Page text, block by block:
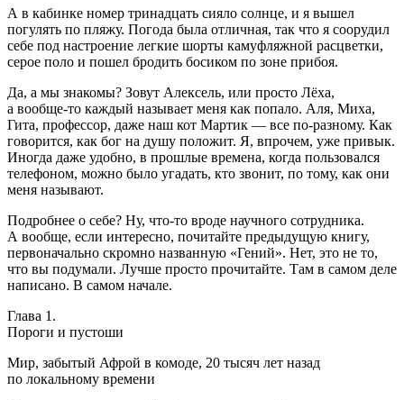
А в кабинке номер тринадцать сияло солнце, и я вышел
погулять по пляжу. Погода была отличная, так что я соорудил
себе под настроение легкие шорты камуфляжной расцветки,
серое поло и пошел бродить босиком по зоне прибоя.
Да, а мы знакомы? Зовут Алексель, или просто Лёха,
а вообще-то каждый называет меня как попало. Аля, Миха,
Гита, профессор, даже наш кот Мартик — все по-разному. Как
говорится, как бог на душу положит. Я, впрочем, уже привык.
Иногда даже удобно, в прошлые времена, когда пользовался
телефоном, можно было угадать, кто звонит, по тому, как они
меня называют.
Подробнее о себе? Ну, что-то вроде научного сотрудника.
А вообще, если интересно, почитайте предыдущую книгу,
первоначально скромно названную «Гений». Нет, это не то,
что вы подумали. Лучше просто прочитайте. Там в самом деле
написано. В самом начале.
Глава 1.
Пороги и пустоши
Мир, забытый Афрой в комоде, 20 тысяч лет назад
по локальному времени